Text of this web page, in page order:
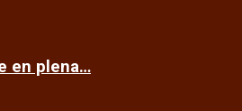
en plena…